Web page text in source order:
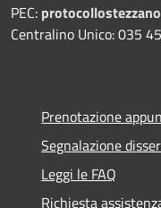
PEC:
Centralino Unico: 035
Prenotazione
Segnalazione
Leggi le FAQ
Richiesta